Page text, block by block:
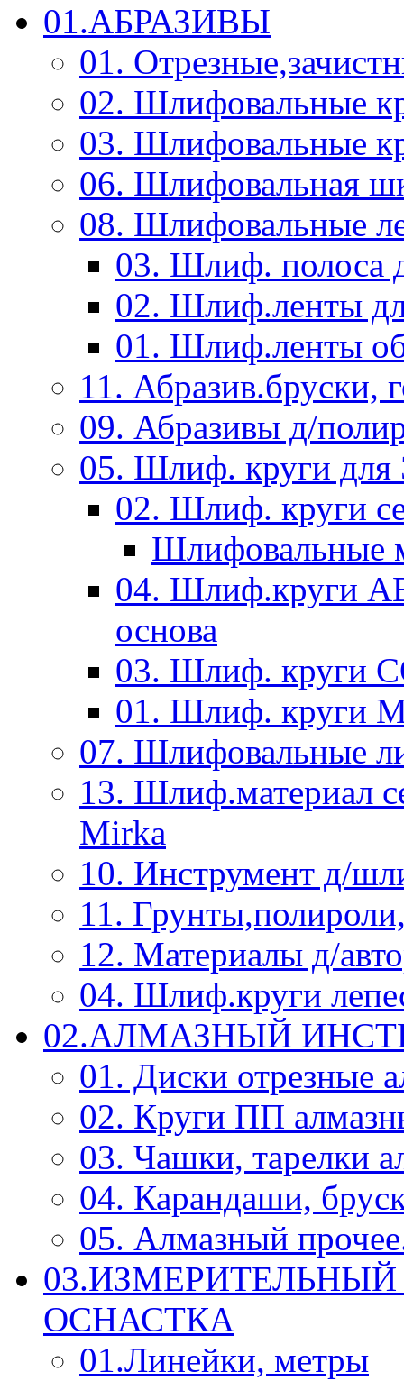
01.АБРАЗИВЫ
01.
02. Шлифовальные
03. Шлифовальные
06. Шлифовальная
08. Шлифовальные
03. Шлиф.
02. Шлиф.ленты
01. Шлиф.ленты
11. Абразив.бруски,
09. Абразивы д/
05. Шлиф. круги
02. Шлиф. круги
Шлифовальные
04. Шлиф.круги
основа
03. Шлиф. круги
01. Шлиф. круги
07. Шлифовальные
13. Шлиф.материал
Mirka
10. Инструмент д/
11.
12. Материалы д/
04. Шлиф.круги
02.АЛМАЗНЫЙ
01. Диски отрезные
02. Круги ПП
03. Чашки, тарелки
04. Карандаши,
05. Алмазный
ОСНАСТКА
01.Линейки, метры